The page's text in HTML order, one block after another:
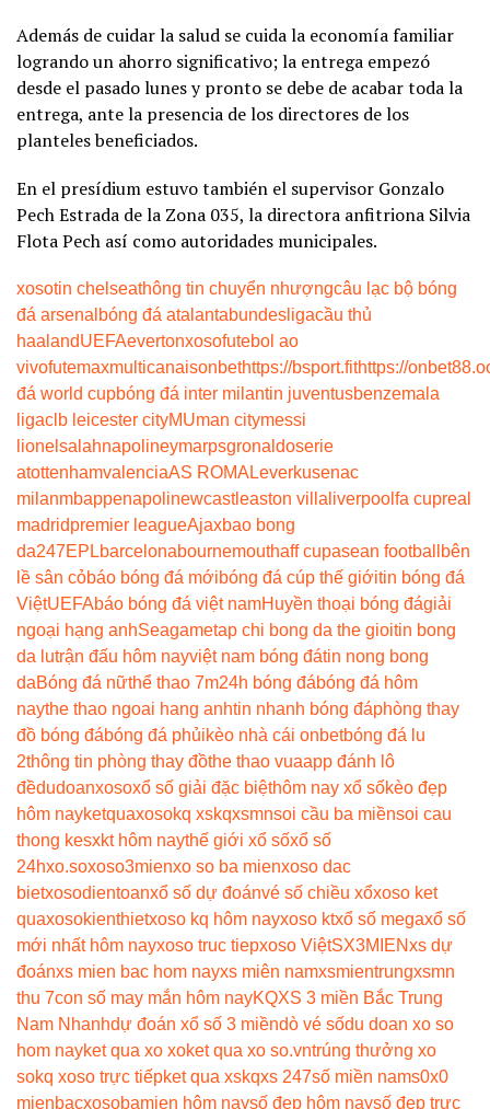
Además de cuidar la salud se cuida la economía familiar
logrando un ahorro significativo; la entrega empezó
desde el pasado lunes y pronto se debe de acabar toda la
entrega, ante la presencia de los directores de los
planteles beneficiados.
En el presídium estuvo también el supervisor Gonzalo
Pech Estrada de la Zona 035, la directora anfitriona Silvia
Flota Pech así como autoridades municipales.
xosotin chelseathông tin chuyển nhượngcâu lạc bộ bóng
đá arsenal bóng đá atalantabundesligacầu thủ
haalandUEFAevertonxosofutebol ao
vivofutemaxmulticanaisonbethttps://bsport.fithttps://
đá world cupbóng đá inter milantin juventusbenzema la
ligaclb leicester cityMUman citymessi
lionel salahnapolineymarpsgronaldoserie
atottenhamvalenciaAS ROMA Leverkusenac
milanmbappenapolinewcastleaston villa liverpool fa cupreal
madridpremier leagueAjaxbao bong
da247EPLbarcelonabournemouthaff cupasean football
bên
lề sân cỏbáo bóng đá mớibóng đá cúp thế giớitin bóng đá
ViệtUEFAbáo bóng đá việt namHuyền thoại bóng đágiải
ngoại hạng anhSeagametap chi bong da the gioitin bong
da lutrận đấu hôm nayviệt nam bóng đátin nong bong
daBóng đá nữthể thao 7m24h bóng đábóng đá hôm
naythe thao ngoai hang anhtin nhanh bóng đáphòng thay
đồ bóng đábóng đá phủikèo nhà cái onbetbóng đá lu
2thông tin phòng thay đồthe thao vuaapp đánh lô
đềdudoanxosoxổ số giải đặc biệthôm nay xổ sốkèo đẹp
hôm nayketquaxosokq xskqxsmnsoi cầu ba miềnsoi cau
thong kesxkt hôm naythế giới xổ sốxổ số
24hxo.soxoso3mienxo so ba mienxoso dac
bietxosodientoanxổ số dự đoánvé số chiều xổxoso ket
quaxosokienthietxoso kq hôm nayxoso ktxổ số megaxổ số
mới nhất hôm nayxoso truc tiepxoso ViệtSX3MIENxs dự
đoánxs mien bac hom nayxs miên namxsmientrungxsmn
thu 7con số may mắn hôm nayKQXS 3 miền Bắc Trung
Nam Nhanhdự đoán xổ số 3 miềndò vé sốdu doan xo so
hom nayket qua xo xoket qua xo so.vntrúng thưởng xo
sokq xoso trực tiếpket qua xskqxs 247số miền nams0x0
mienbacxosobamien hôm naysố đẹp hôm naysố đẹp trực